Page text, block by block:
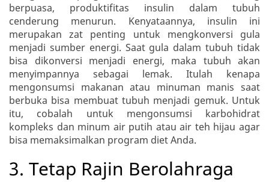
berpuasa, produktifitas insulin dalam tubuh
cenderung menurun. Kenyataannya, insulin ini
merupakan zat penting untuk mengkonversi gula
menjadi sumber energi. Saat gula dalam tubuh tidak
bisa dikonversi menjadi energi, maka tubuh akan
menyimpannya sebagai lemak. Itulah kenapa
mengonsumsi makanan atau minuman manis saat
berbuka bisa membuat tubuh menjadi gemuk. Untuk
itu, cobalah untuk mengonsumsi karbohidrat
kompleks dan minum air putih atau air teh hijau agar
bisa memaksimalkan program diet Anda.
3. Tetap Rajin Berolahraga